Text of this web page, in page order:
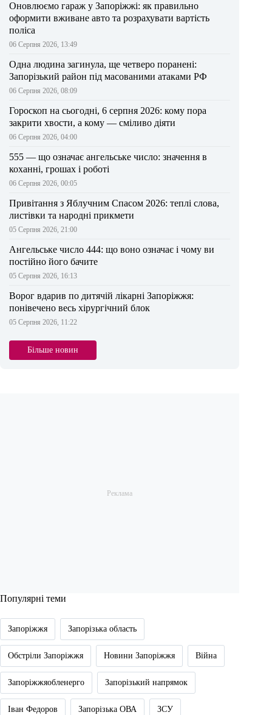
Оновлюємо гараж у Запоріжжі: як правильно
оформити вживане авто та розрахувати вартість
поліса
06 Серпня 2026, 13:49
Одна людина загинула, ще четверо поранені:
Запорізький район під масованими атаками РФ
06 Серпня 2026, 08:09
Гороскоп на сьогодні, 6 серпня 2026: кому пора
закрити хвости, а кому — сміливо діяти
06 Серпня 2026, 04:00
555 — що означає ангельське число: значення в
коханні, грошах і роботі
06 Серпня 2026, 00:05
Привітання з Яблучним Спасом 2026: теплі слова,
листівки та народні прикмети
05 Серпня 2026, 21:00
Ангельське число 444: що воно означає і чому ви
постійно його бачите
05 Серпня 2026, 16:13
Ворог вдарив по дитячій лікарні Запоріжжя:
понівечено весь хірургічний блок
05 Серпня 2026, 11:22
Більше новин
Популярні теми
Запоріжжя Запорізька область
Обстріли Запоріжжя Новини Запоріжжя Війна
Запоріжжяобленерго Запорізький напрямок
Іван Федоров Запорізька ОВА ЗСУ